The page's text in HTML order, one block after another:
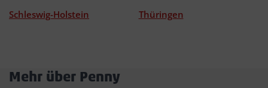
Schleswig-Holstein
Thüringen
Mehr über Penny